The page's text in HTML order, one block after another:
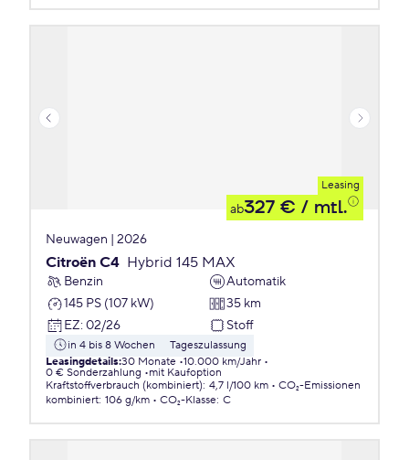
Leasing
ab327 € / mtl.
Neuwagen | 2026
Citroën C4 Hybrid 145 MAX
Benzin
Automatik
145 PS (107 kW)
35 km
EZ: 02/26 Stoff
in 4 bis 8 Wochen
Tageszulassung
Leasingdetails:30 Monate 10.000 km/Jahr
0 € Sonderzahlung
mit Kaufoption
Kraftstoffverbrauch (kombiniert): 4,7 l/100 km
CO₂-Emissionen
kombiniert: 106 g/km CO₂-Klasse: C